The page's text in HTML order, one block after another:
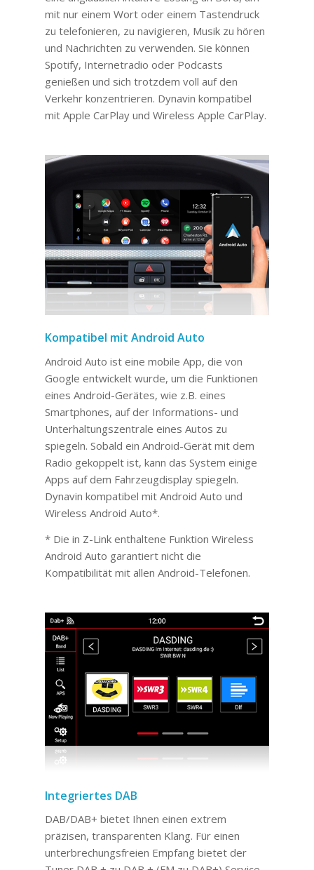
mit nur einem Wort oder einem Tastendruck
zu telefonieren, zu navigieren, Musik zu hören
und Nachrichten zu verwenden. Sie können
Spotify, Internetradio oder Podcasts
genießen und sich trotzdem voll auf den
Verkehr konzentrieren. Dynavin kompatibel
mit Apple CarPlay und Wireless Apple CarPlay.
Kompatibel mit Android Auto
Android Auto ist eine mobile App, die von
Google entwickelt wurde, um die Funktionen
eines Android-Gerätes, wie z.B. eines
Smartphones, auf der Informations- und
Unterhaltungszentrale eines Autos zu
spiegeln. Sobald ein Android-Gerät mit dem
Radio gekoppelt ist, kann das System einige
Apps auf dem Fahrzeugdisplay spiegeln.
Dynavin kompatibel mit Android Auto und
Wireless Android Auto*.
* Die in Z-Link enthaltene Funktion Wireless
Android Auto garantiert nicht die
Kompatibilität mit allen Android-Telefonen.
Integriertes DAB
DAB/DAB+ bietet Ihnen einen extrem
präzisen, transparenten Klang. Für einen
unterbrechungsfreien Empfang bietet der